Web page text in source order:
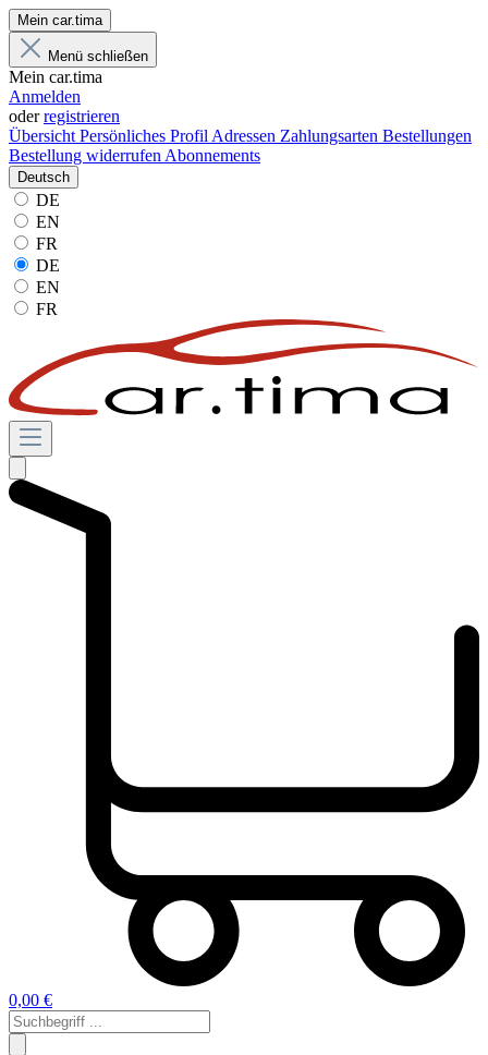
Mein car.tima
Menü schließen
Mein car.tima
Anmelden
oderregistrieren
Übersicht Persönliches Profil Adressen Zahlungsarten Bestellungen
Bestellung widerrufen Abonnements
Deutsch
DE
EN
FR
DE
EN
FR
0,00 €